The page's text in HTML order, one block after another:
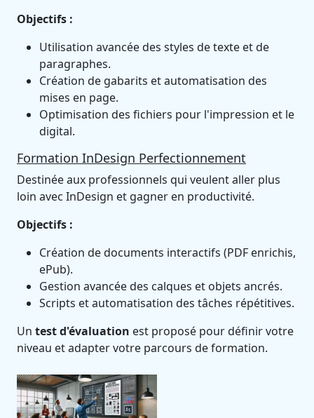
Objectifs :
Utilisation avancée des styles de texte et de
paragraphes.
Création de gabarits et automatisation des
mises en page.
Optimisation des fichiers pour l'impression et le
digital.
Formation InDesign Perfectionnement
Destinée aux professionnels qui veulent aller plus
loin avec InDesign et gagner en productivité.
Objectifs :
Création de documents interactifs (PDF enrichis,
ePub).
Gestion avancée des calques et objets ancrés.
Scripts et automatisation des tâches répétitives.
Un test d'évaluation est proposé pour définir votre
niveau et adapter votre parcours de formation.